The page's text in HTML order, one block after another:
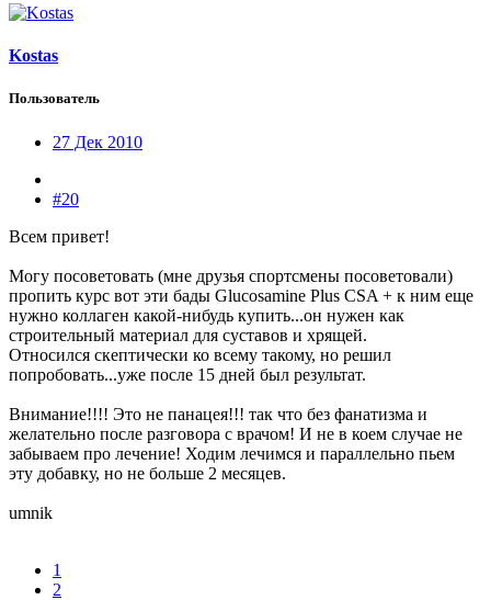
Kostas
Пользователь
27 Дек 2010
#20
Всем привет!
Могу посоветовать (мне друзья спортсмены посоветовали)
пропить курс вот эти бады Glucosamine Plus CSA + к ним еще
нужно коллаген какой-нибудь купить...он нужен как
строительный материал для суставов и хрящей.
Относился скептически ко всему такому, но решил
попробовать...уже после 15 дней был результат.
Внимание!!!! Это не панацея!!! так что без фанатизма и
желательно после разговора с врачом! И не в коем случае не
забываем про лечение! Ходим лечимся и параллельно пьем
эту добавку, но не больше 2 месяцев.
umnik
1
2